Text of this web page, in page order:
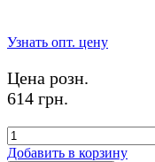
Узнать опт. цену
Цена розн.
614 грн.
Добавить в корзину